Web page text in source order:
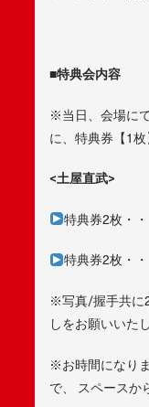
■特典会内容
※当日、会場に
に、特典券【1枚
<土屋直武>
特典券2枚・
特典券2枚・
※写真/握手共に
しをお願いいた
※お時間になり
で、 スペースか